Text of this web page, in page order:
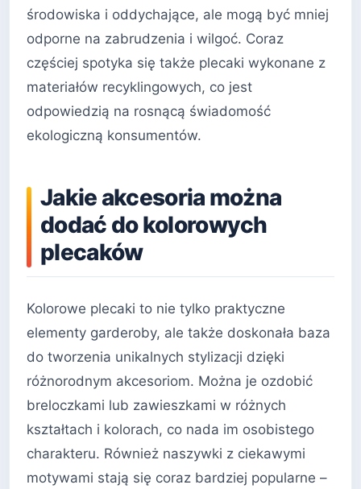
środowiska i oddychające, ale mogą być mniej
odporne na zabrudzenia i wilgoć. Coraz
częściej spotyka się także plecaki wykonane z
materiałów recyklingowych, co jest
odpowiedzią na rosnącą świadomość
ekologiczną konsumentów.
Jakie akcesoria można
dodać do kolorowych
plecaków
Kolorowe plecaki to nie tylko praktyczne
elementy garderoby, ale także doskonała baza
do tworzenia unikalnych stylizacji dzięki
różnorodnym akcesoriom. Można je ozdobić
breloczkami lub zawieszkami w różnych
kształtach i kolorach, co nada im osobistego
charakteru. Również naszywki z ciekawymi
motywami stają się coraz bardziej popularne –